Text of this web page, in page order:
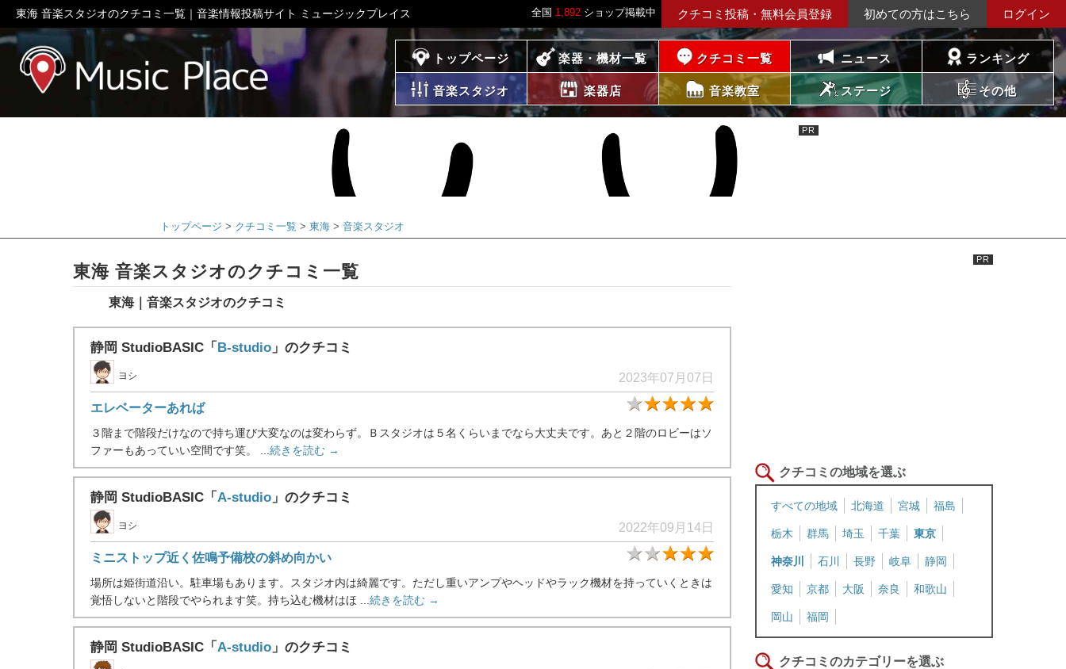
全国 1,892 ショップ掲載中 クチコミ投稿・無料会員登録 初めての方はこちら ログイン
東海 音楽スタジオのクチコミ一覧｜音楽情報投稿サイト ミュージックプレイス
ミュージックプレイス トップページ 楽器・機材一覧 クチコミ一覧 ニュース ランキング
音楽スタジオ 楽器店 音楽教室 ステージ その他
トップページ クチコミ一覧 東海 音楽スタジオ
東海 音楽スタジオのクチコミ一覧
東海｜音楽スタジオのクチコミ
静岡 StudioBASIC「 B-studio 」のクチコミ
ヨシ 2023年07月07日
エレベーターあれば
３階まで階段だけなので持ち運び大変なのは変わらず。Ｂスタジオは５名くらいまでなら大丈夫です。あと２階のロビーはソ
ファーもあっていい空間です笑。 ... 続きを読む →
静岡 StudioBASIC「 A-studio 」のクチコミ
ヨシ 2022年09月14日
ミニストップ近く佐鳴予備校の斜め向かい
場所は姫街道沿い。駐車場もあります。スタジオ内は綺麗です。ただし重いアンプやヘッドやラック機材を持っていくときは
覚悟しないと階段でやられます笑。持ち込む機材はほ ... 続きを読む →
静岡 StudioBASIC「 A-studio 」のクチコミ
クチコミの地域を選ぶ
すべての地域 北海道 宮城 福島
栃木 群馬 埼玉 千葉 東京
神奈川 石川 長野 岐阜 静岡
愛知 京都 大阪 奈良 和歌山
岡山 福岡
クチコミのカテゴリーを選ぶ